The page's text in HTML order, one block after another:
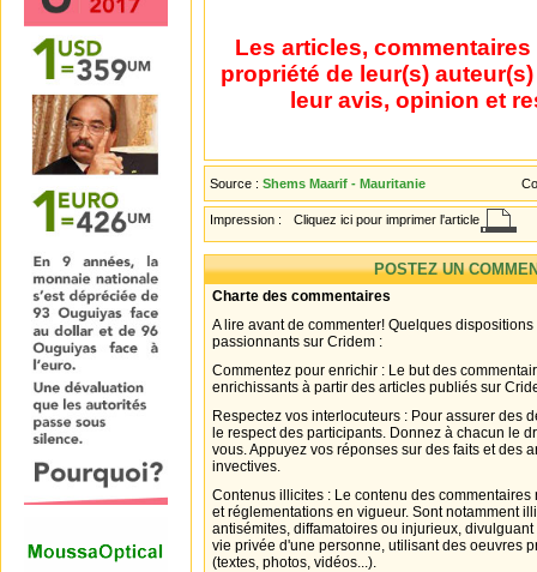
Les articles,
propriété de leur(s)
leur avis, opinion et
Source : Shems Maarif - Mauritanie
Impression : Cliquez ici pour imprimer l'article
POSTEZ UN
Charte des commentaires
A lire avant de commenter! Quelques
passionnants sur Cridem :
Commentez pour enrichir : Le but des
enrichissants à partir des articles publiés sur
Respectez vos interlocuteurs : Pour assurer des
le respect des participants. Donnez à chacun le
vous. Appuyez vos réponses sur des faits et des
invectives.
Contenus illicites : Le contenu des
et réglementations en vigueur. Sont notamment
antisémites, diffamatoires ou injurieux,
vie privée d'une personne, utilisant des oeuvres
(textes, photos, vidéos...).